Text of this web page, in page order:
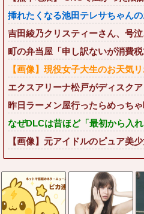
挿れたくなる池田テレサちゃん
吉田綾乃クリスティーさん、号
町の弁当屋「申し訳ないが消費
【画像】現役女子大生のお天気
エクスアリーナ松戸がディスク
昨日ラーメン屋行ったらめっち
なぜDLCは昔ほど「最初から入
【画像】元アイドルのピュア美